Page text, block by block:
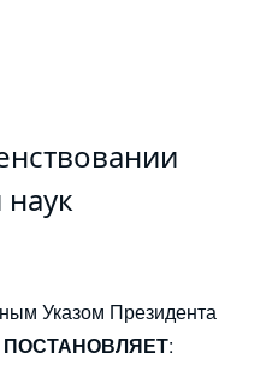
Указом Президента
ПОСТАНОВЛЯЕТ: